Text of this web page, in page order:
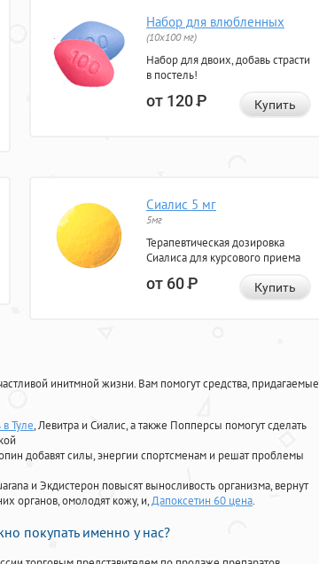
Набор для влюбленных
(10х100 мг)
Набор для двоих, добавь страсти
в постель!
от 120Р Купить
Сиалис 5 мг
5мг
Терапевтическая дозировка
Сиалиса для курсового приема
от 60Р Купить
инитмной жизни. Вам помогут средства, придагаемые
Туле, Левитра и Сиалис, а также Попперсы помогут сделать
добавят силы, энергии спортсменам и решат проблемы
и Экдистерон повысят выносливость организма, вернут
органов, омолодят кожу, и,Дапоксетин 60 цена.
покупать именно у нас?